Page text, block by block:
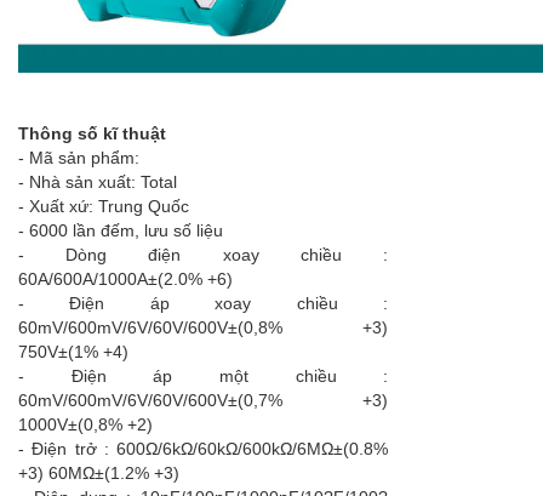
Thông số kĩ thuật
- Mã sản phẩm:
- Nhà sản xuất: Total
- Xuất xứ: Trung Quốc
- 6000 lần đếm, lưu số liệu
- Dòng điện xoay chiều :
60A/600A/1000A±(2.0% +6)
- Điện áp xoay chiều :
60mV/600mV/6V/60V/600V±(0,8% +3)
750V±(1% +4)
- Điện áp một chiều :
60mV/600mV/6V/60V/600V±(0,7% +3)
1000V±(0,8% +2)
- Điện trở : 600Ω/6kΩ/60kΩ/600kΩ/6MΩ±(0.8%
+3) 60MΩ±(1.2% +3)